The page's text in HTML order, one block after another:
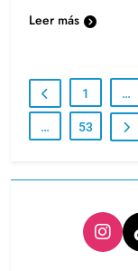
Leer más
1 …
… 53